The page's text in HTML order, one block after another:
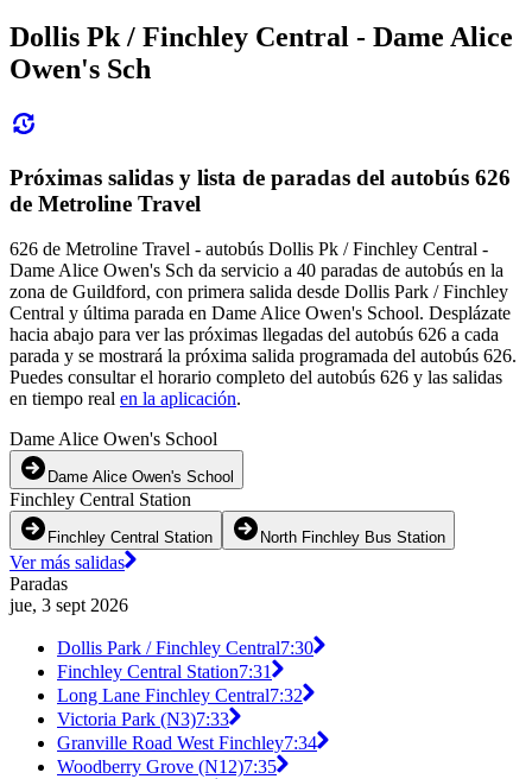
Dollis Pk / Finchley Central - Dame Alice
Owen's Sch
Próximas salidas y lista de paradas del autobús 626
de Metroline Travel
626 de Metroline Travel - autobús Dollis Pk / Finchley Central -
Dame Alice Owen's Sch da servicio a 40 paradas de autobús en la
zona de Guildford, con primera salida desde Dollis Park / Finchley
Central y última parada en Dame Alice Owen's School. Desplázate
hacia abajo para ver las próximas llegadas del autobús 626 a cada
parada y se mostrará la próxima salida programada del autobús 626.
Puedes consultar el horario completo del autobús 626 y las salidas
en tiempo real en la aplicación.
Dame Alice Owen's School
Dame Alice Owen's School
Finchley Central Station
Finchley Central Station North Finchley Bus Station
Ver más salidas
Paradas
jue, 3 sept 2026
Dollis Park / Finchley Central7:30
Finchley Central Station7:31
Long Lane Finchley Central7:32
Victoria Park (N3)7:33
Granville Road West Finchley7:34
Woodberry Grove (N12)7:35